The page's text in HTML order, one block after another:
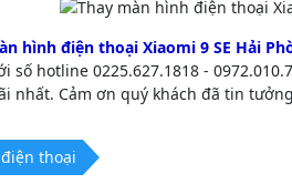
hình điện thoại Xiaomi 9 SE Hải
số hotline 0225.627.1818 -
nhất. Cảm ơn quý khách đã tin
thoại